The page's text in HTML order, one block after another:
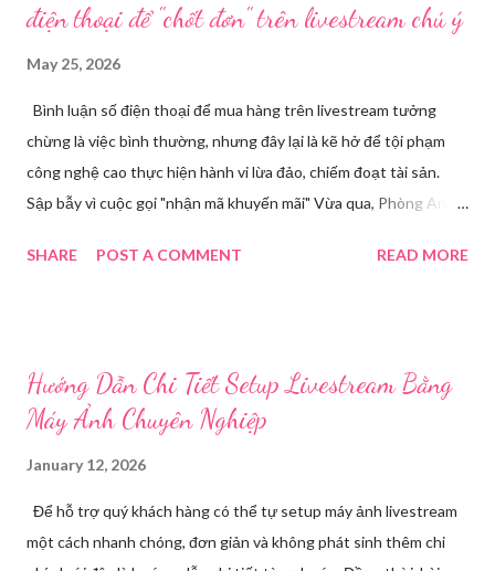
điện thoại để "chốt đơn" trên livestream chú ý
May 25, 2026
Bình luận số điện thoại để mua hàng trên livestream tưởng
chừng là việc bình thường, nhưng đây lại là kẽ hở để tội phạm
công nghệ cao thực hiện hành vi lừa đảo, chiếm đoạt tài sản.
Sập bẫy vì cuộc gọi "nhận mã khuyến mãi" Vừa qua, Phòng An
Công an tỉnh Bắc Ninh đã tiếp nhận đơn trình báo của chị
cá nhân tại phần bình luận, để đặt hàng. Chỉ một thời gian ngắn
sau, chị nhận được cuộc gọi từ một người tự xưng là chủ shop,
mới nhất Để "xác nhận phần quà", đối tượng yêu cầu chị T cung
cấp mã OTP vừa được gửi về điện thoại của chị. Do đang vui
SHARE POST A COMMENT READ MORE
Hướng Dẫn Chi Tiết Setup Livestream Bằng
Máy Ảnh Chuyên Nghiệp
January 12, 2026
Để hỗ trợ quý khách hàng có thể tự setup máy ảnh livestream
một cách nhanh chóng, đơn giản và không phát sinh thêm chi